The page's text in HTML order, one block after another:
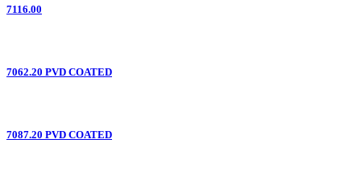
7116.00
7062.20 PVD COATED
7087.20 PVD COATED